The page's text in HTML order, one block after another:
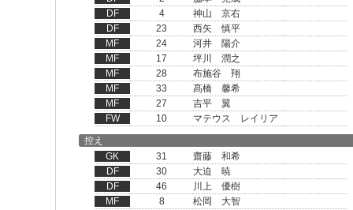
DF
4
神山 京右
DF
23
西矢 慎平
MF
24
河井 陽介
MF
17
坪川 潤之
MF
28
布施谷 翔
MF
33
髙橋 馨希
MF
27
吉平 翼
FW
10
マテウス レイリア
控え
GK
31
齋藤 和希
DF
30
大迫 暁
DF
46
川上 優樹
MF
8
松岡 大智